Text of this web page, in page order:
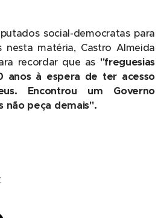
social-democratas para
nesta matéria, Castro Almeida
recordar que as "freguesias
anos à espera de ter acesso
Encontrou um Governo
não peça demais".